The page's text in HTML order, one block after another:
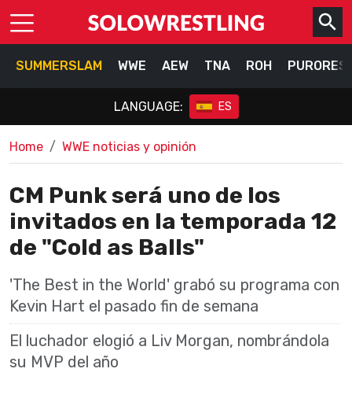
SUMMERSLAM WWE AEW TNA ROH
LANGUAGE: ES
Home WWE noticias y opinión
CM Punk será uno de los
invitados en la temporada 12
de "Cold as Balls"
'The Best in the World' grabó su programa con
Kevin Hart el pasado fin de semana
El luchador elogió a Liv Morgan, nombrándola
su MVP del año